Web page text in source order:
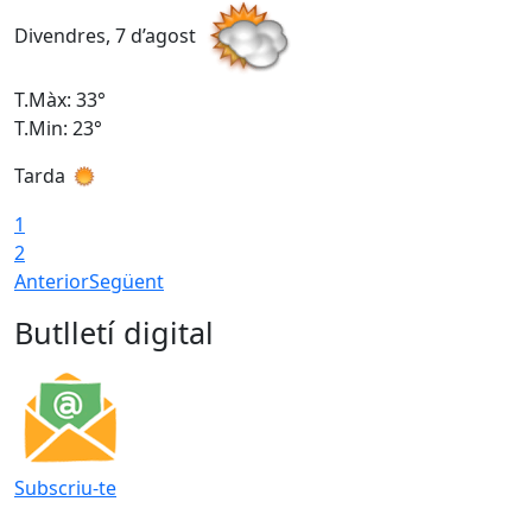
Divendres, 7 d’agost
T.Màx: 33°
T.Min: 23°
Tarda
1
2
AnteriorSegüent
Butlletí digital
Subscriu-te